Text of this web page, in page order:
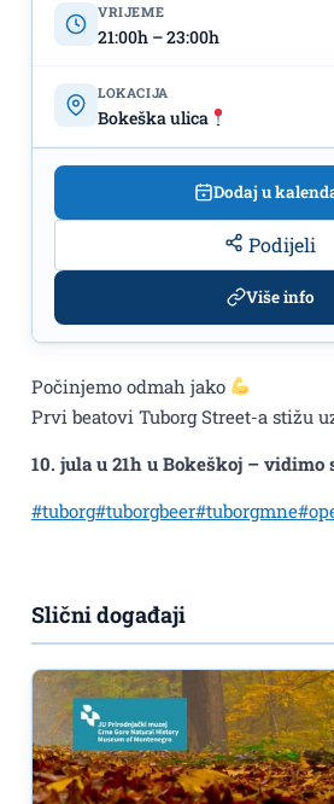
Počinjemo odmah jako
Prvi beatovi Tuborg Street-a stižu
10. jula u 21h u Bokeškoj – vidimo
#tuborg#tuborgbeer#tuborgmne
VRIJEME
21:00h – 23:00h
LOKACIJA
Bokeška ulica
Dodaj u
Podijeli
Više info
Slični događaji